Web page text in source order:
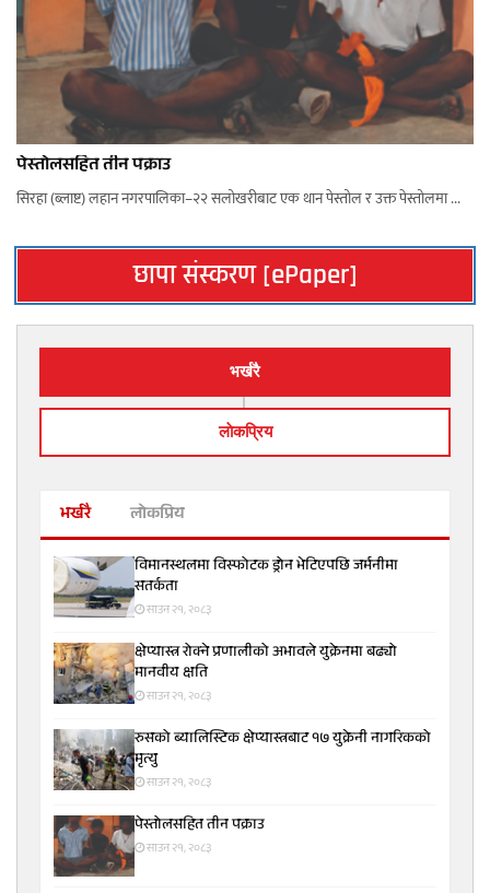
पेस्तोलसहित तीन पक्राउ
सिरहा (ब्लाष्ट) लहान नगरपालिका–२२ सलोखरीबाट एक थान पेस्तोल र उक्त पेस्तोलमा ...
छापा संस्करण [ePaper]
भर्खरै
लाेकप्रिय
भर्खरै लोकप्रिय
विमानस्थलमा विस्फोटक ड्रोन भेटिएपछि जर्मनीमा
सतर्कता
साउन २१, २०८३
क्षेप्यास्त्र रोक्ने प्रणालीको अभावले युक्रेनमा बढ्यो
मानवीय क्षति
साउन २१, २०८३
रुसको ब्यालिस्टिक क्षेप्यास्त्रबाट १७ युक्रेनी नागरिकको
मृत्यु
साउन २१, २०८३
पेस्तोलसहित तीन पक्राउ
साउन २१, २०८३